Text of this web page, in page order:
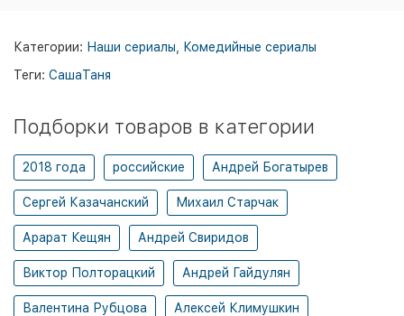
Категории: Наши сериалы
Комедийные сериалы
Теги: СашаТаня
Подборки товаров в категории
2018 года российские Андрей Богатырев
Сергей Казачанский Михаил Старчак
Арарат Кещян Андрей Свиридов
Виктор Полторацкий Андрей Гайдулян
Валентина Рубцова Алексей Климушкин